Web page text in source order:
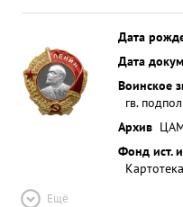
Дата
Дата
Воинское
гв.
Архив
Фонд ист.
Ещё